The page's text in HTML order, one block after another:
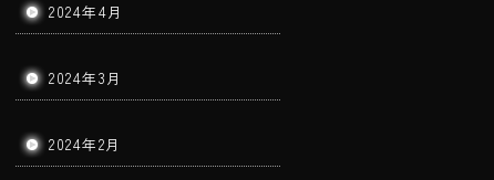
2024年4月
2024年3月
2024年2月